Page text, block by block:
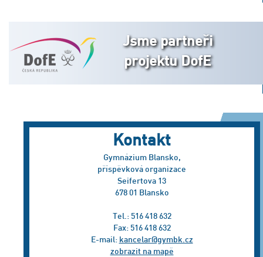
Jsme partneři
projektu DofE
Kontakt
Gymnázium Blansko,
příspěvková organizace
Seifertova 13
678 01 Blansko
Tel.: 516 418 632
Fax: 516 418 632
E-mail: kancelar@gymbk.cz
zobrazit na mapě